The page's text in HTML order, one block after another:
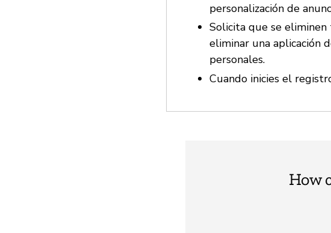
personalización de
Solicita que se eliminen
eliminar una aplicación
personales.
Cuando inicies el
How